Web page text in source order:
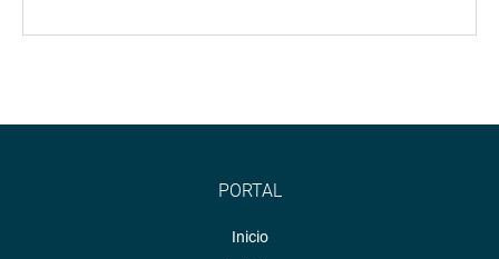
PORTAL
Inicio